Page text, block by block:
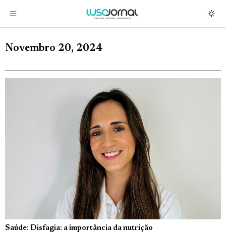
Novembro 20, 2024
Saúde: Disfagia: a importância da nutrição